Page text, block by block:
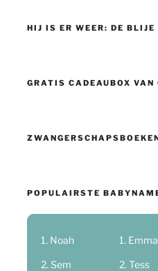
HIJ IS ER WEER: DE BLIJE
GRATIS CADEAUBOX VAN
POPULAIRSTE
Noah
Sem
Emma
Tess